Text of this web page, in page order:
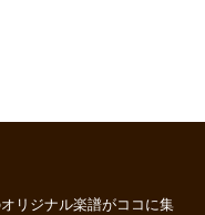
リジナル楽譜がココに集